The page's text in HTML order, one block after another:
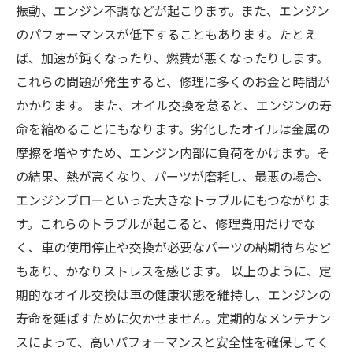
振動、エンジン不調などが起こります。また、エンジン
のパフォーマンスが低下することもあります。たとえ
ば、加速が鈍くなったり、燃費が悪くなったりします。
これらの問題が発生すると、修理に多くのお金と時間が
かかります。 また、オイル交換を怠ると、エンジンの寿
命を縮めることにもなります。劣化したオイルは金属の
摩擦を増やすため、エンジン内部に負荷をかけます。そ
の結果、熱が高くなり、パーツが磨耗し、最悪の場合、
エンジンブローといった大きなトラブルにもつながりま
す。これらのトラブルが起こると、修理費用だけでな
く、車の使用停止や交換が必要なパーツの納期待ちなど
もあり、かなりストレスを感じます。 以上のように、定
期的なオイル交換は車の健康状態を維持し、エンジンの
寿命を延ばすために欠かせません。定期的なメンテナン
スによって、高いパフォーマンスと安全性を確保してく